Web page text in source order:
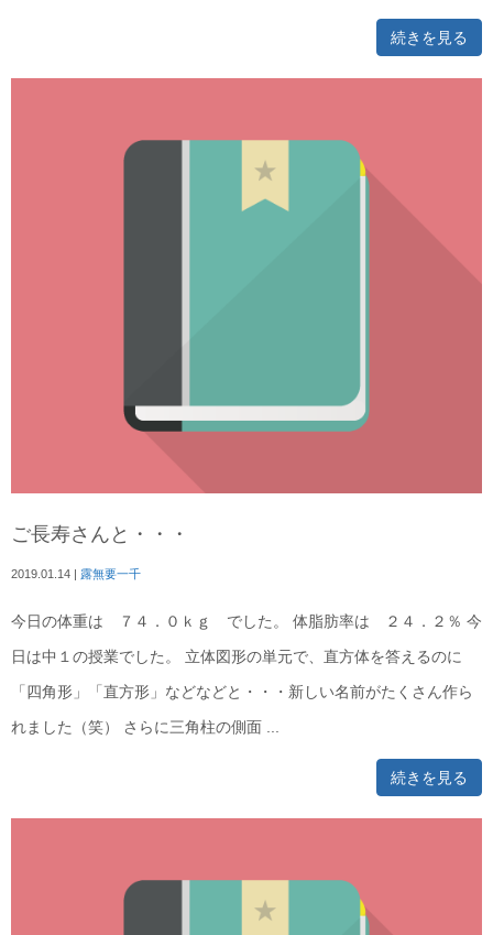
続きを見る
ご長寿さんと・・・
2019.01.14 | 露無要一千
今日の体重は ７４．０ｋｇ でした。 体脂肪率は ２４．２％ 今
日は中１の授業でした。 立体図形の単元で、直方体を答えるのに
「四角形」「直方形」などなどと・・・新しい名前がたくさん作ら
れました（笑） さらに三角柱の側面 ...
続きを見る